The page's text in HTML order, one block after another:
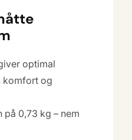
optimal
komfort og
0,73 kg – nem